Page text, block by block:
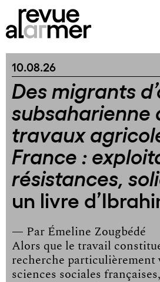
10.08.26
Des migrants
subsaharienne
travaux
France :
résistances,
un livre
— Par Émeline Zougbédé
Alors que le travail
recherche particulièrement
sciences sociales